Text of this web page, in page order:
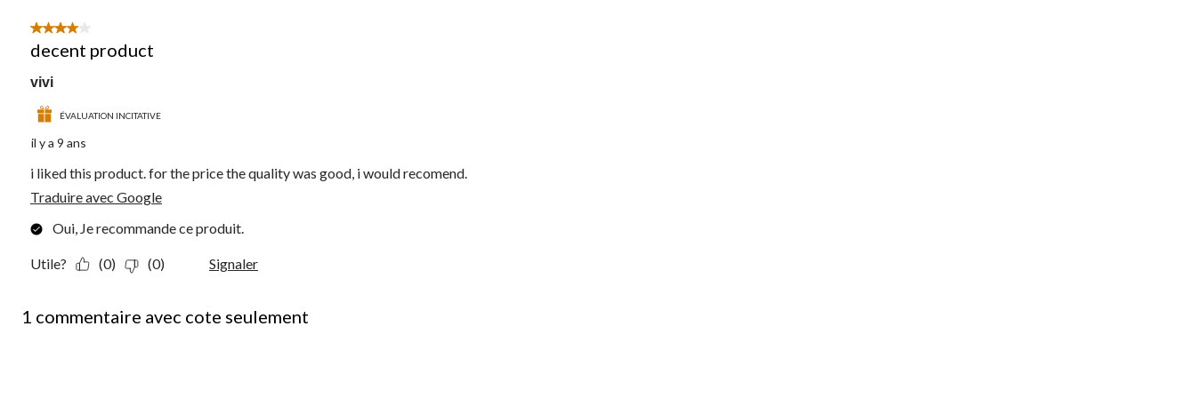
4 étoile(s) sur 5.
decent product
vivi
ÉVALUATION INCITATIVE
il y a 9 ans
i liked this product. for the price the quality was good, i would recomend.
Traduire avec Google
Oui, Je recommande ce produit.
Utile? (0) (0) Signaler
1 commentaire avec cote seulement